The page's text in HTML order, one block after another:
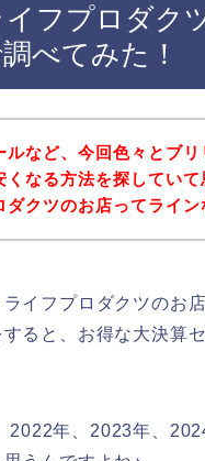
フプロダク
べてみた！
ルなど、今回色々とブ
くなる方法を探してい
ダクツのお店ってライ
イフプロダクツのお
ると、お得な大決算
2022年、2023年、